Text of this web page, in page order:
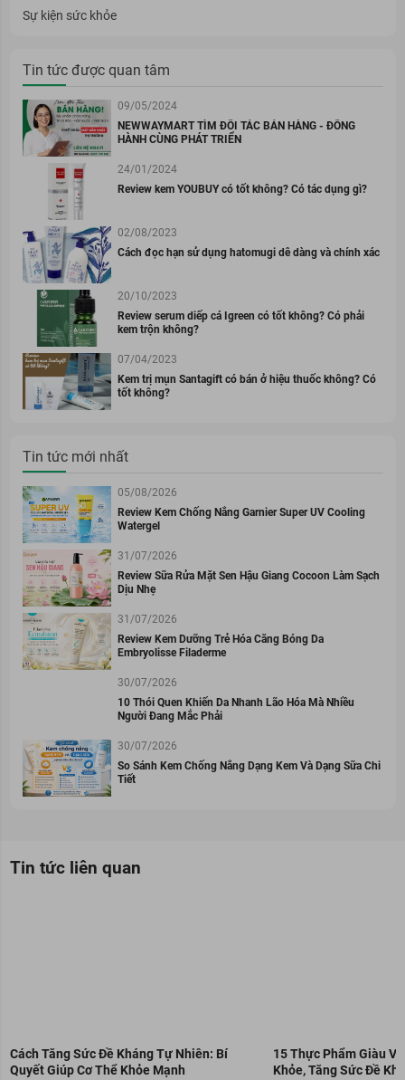
Sự kiện sức khỏe
Tin tức được quan tâm
09/05/2024
NEWWAYMART TÌM ĐỐI TÁC BÁN HÀNG - ĐỒNG
HÀNH CÙNG PHÁT TRIỂN
24/01/2024
Review kem YOUBUY có tốt không? Có tác dụng gì?
02/08/2023
Cách đọc hạn sử dụng hatomugi dễ dàng và chính xác
20/10/2023
Review serum diếp cá Igreen có tốt không? Có phải
kem trộn không?
07/04/2023
Kem trị mụn Santagift có bán ở hiệu thuốc không? Có
tốt không?
Tin tức mới nhất
05/08/2026
Review Kem Chống Nắng Garnier Super UV Cooling
Watergel
31/07/2026
Review Sữa Rửa Mặt Sen Hậu Giang Cocoon Làm Sạch
Dịu Nhẹ
31/07/2026
Review Kem Dưỡng Trẻ Hóa Căng Bóng Da
Embryolisse Filaderme
30/07/2026
10 Thói Quen Khiến Da Nhanh Lão Hóa Mà Nhiều
Người Đang Mắc Phải
30/07/2026
So Sánh Kem Chống Nắng Dạng Kem Và Dạng Sữa Chi
Tiết
Tin tức liên quan
Cách Tăng Sức Đề Kháng Tự Nhiên: Bí
Quyết Giúp Cơ Thể Khỏe Mạnh
15 Thực Phẩm Giàu
Khỏe, Tăng Sức Đề